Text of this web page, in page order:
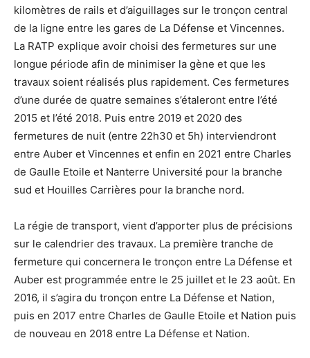
kilomètres de rails et d’aiguillages sur le tronçon central
de la ligne entre les gares de La Défense et Vincennes.
La RATP explique avoir choisi des fermetures sur une
longue période afin de minimiser la gène et que les
travaux soient réalisés plus rapidement. Ces fermetures
d’une durée de quatre semaines s’étaleront entre l’été
2015 et l’été 2018. Puis entre 2019 et 2020 des
fermetures de nuit (entre 22h30 et 5h) interviendront
entre Auber et Vincennes et enfin en 2021 entre Charles
de Gaulle Etoile et Nanterre Université pour la branche
sud et Houilles Carrières pour la branche nord.
La régie de transport, vient d’apporter plus de précisions
sur le calendrier des travaux. La première tranche de
fermeture qui concernera le tronçon entre La Défense et
Auber est programmée entre le 25 juillet et le 23 août. En
2016, il s’agira du tronçon entre La Défense et Nation,
puis en 2017 entre Charles de Gaulle Etoile et Nation puis
de nouveau en 2018 entre La Défense et Nation.